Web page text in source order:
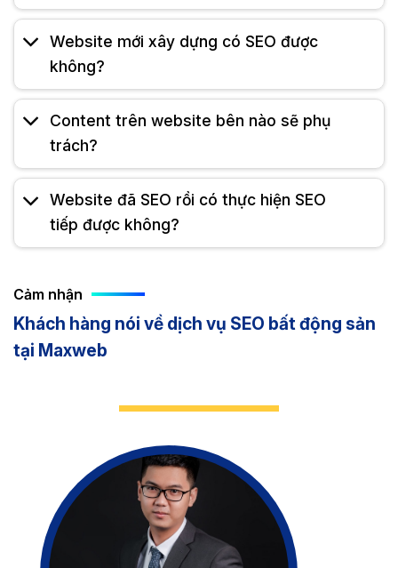
Website mới xây dựng có SEO được
không?
Content trên website bên nào sẽ phụ
trách?
Website đã SEO rồi có thực hiện SEO
tiếp được không?
Cảm nhận
Khách hàng nói về dịch vụ SEO bất động sản
tại Maxweb